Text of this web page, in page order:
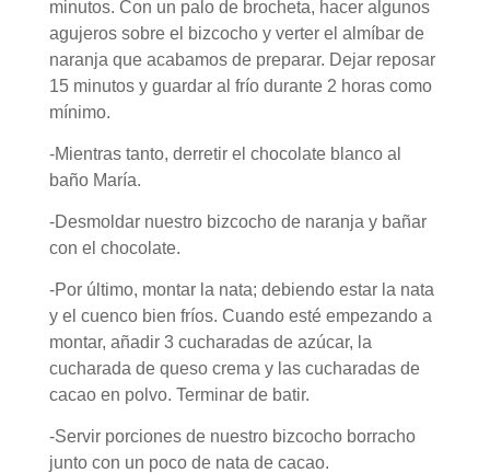
minutos. Con un palo de brocheta, hacer algunos
agujeros sobre el bizcocho y verter el almíbar de
naranja que acabamos de preparar. Dejar reposar
15 minutos y guardar al frío durante 2 horas como
mínimo.
-Mientras tanto, derretir el chocolate blanco al
baño María.
-Desmoldar nuestro bizcocho de naranja y bañar
con el chocolate.
-Por último, montar la nata; debiendo estar la nata
y el cuenco bien fríos. Cuando esté empezando a
montar, añadir 3 cucharadas de azúcar, la
cucharada de queso crema y las cucharadas de
cacao en polvo. Terminar de batir.
-Servir porciones de nuestro bizcocho borracho
junto con un poco de nata de cacao.